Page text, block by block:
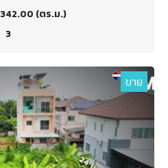
342.00 (ตร.ม.)
3
ขาย